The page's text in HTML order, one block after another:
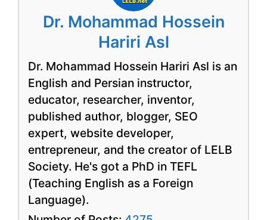
Dr. Mohammad Hossein
Hariri Asl
Dr. Mohammad Hossein Hariri Asl is an
English and Persian instructor,
educator, researcher, inventor,
published author, blogger, SEO
expert, website developer,
entrepreneur, and the creator of LELB
Society. He's got a PhD in TEFL
(Teaching English as a Foreign
Language).